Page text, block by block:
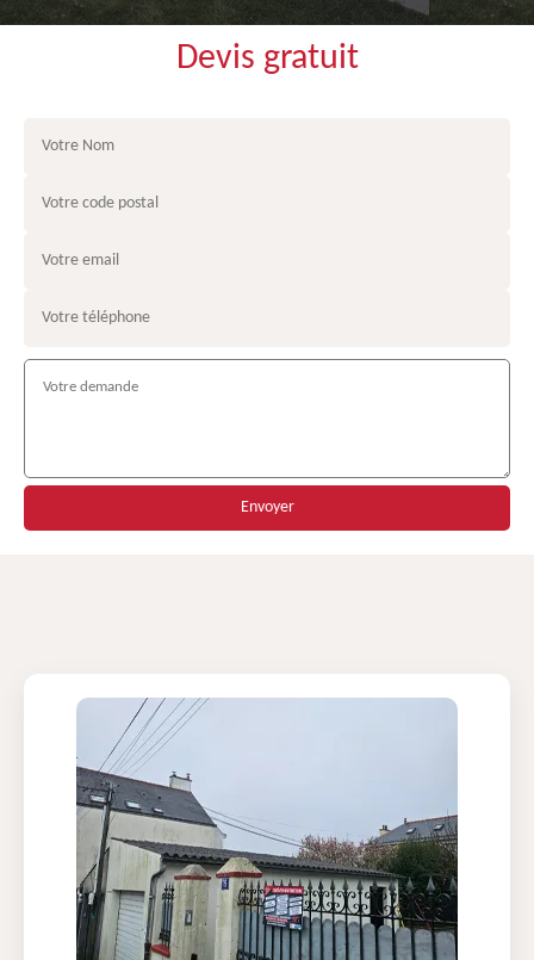
Devis gratuit